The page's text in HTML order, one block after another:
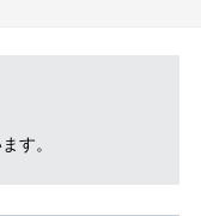
す。